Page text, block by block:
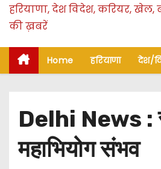
n
हरियाणा, देश विदेश, करियर,
की ख़बरें
Home हरियाणा देश/
Delhi News :
महाभियोग संभव